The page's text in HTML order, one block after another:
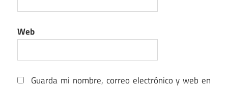
Web
Guarda mi nombre, correo electrónico y web en